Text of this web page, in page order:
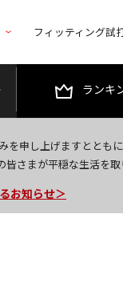
フィッティング試
ランキ
申し上げますととも
さまが平穏な生活を取
で1,000円OFFクーポ
お知らせ＞